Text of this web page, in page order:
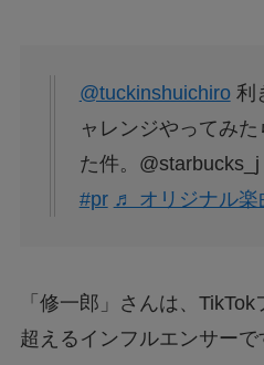
@tuckinshuichiro利
ャレンジやってみ
た件。@starbucks_j
#pr ♬ オリジナル楽
「修一郎」さんは、
超えるインフルエンサーで